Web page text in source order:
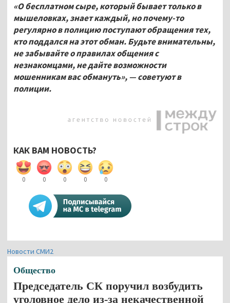
«О бесплатном сыре, который бывает только в
мышеловках, знает каждый, но почему-то
регулярно в полицию поступают обращения тех,
кто поддался на этот обман. Будьте внимательны,
не забывайте о правилах общения с
незнакомцами, не дайте возможности
мошенникам вас обмануть», — советуют в
полиции.
КАК ВАМ НОВОСТЬ?
0 0 0 0 0
Новости СМИ2
Общество
Председатель СК поручил возбудить
уголовное дело из-за некачественной